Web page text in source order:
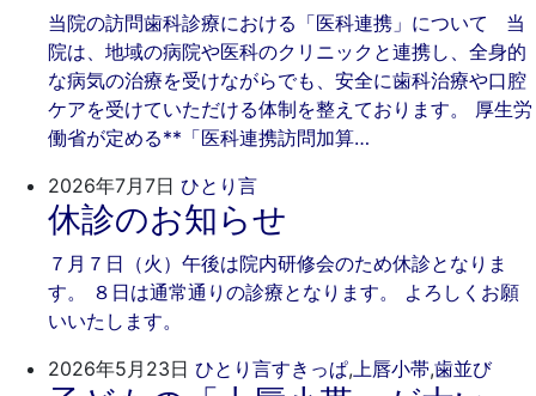
17
日
科
当院の訪問歯科診療における「医科連携」について 当
院は、地域の病院や医科のクリニックと連携し、全身的
な病気の治療を受けながらでも、安全に歯科治療や口腔
ケアを受けていただける体制を整えております。 厚生労
働省が定める**「医科連携訪問加算…
2026年7月7日 ひとり言2026
年
7
月
7
ご
き
そ
歯
科
休診のお知らせ
７月７日（火）午後は院内研修会のため休診となりま
す。 ８日は通常通りの診療となります。 よろしくお願
いいたします。
2026年5月23日 ひとり言すきっぱ,上唇小帯,歯並びご